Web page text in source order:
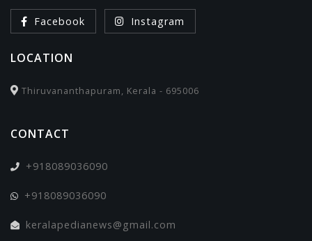
Facebook Instagram
LOCATION
Thiruvananthapuram, Kerala - 695006
CONTACT
+918089036090
+918089036090
keralapedianews@gmail.com